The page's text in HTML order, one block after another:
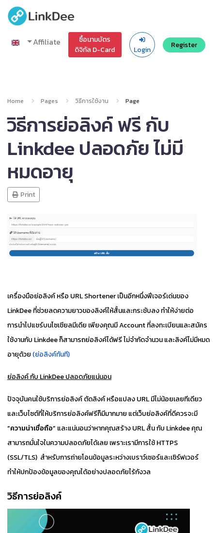
Affiliate
ซื้อนามบัตร
ดิจิทัล D-Card
Login Register
Home Pages วิธีการใช้งาน Page
วิธีการย่อลิงค์ ฟรี กับ
Linkdee ปลอดภัย ไม่มี
หมดอายุ
Print
เครื่องมือย่อลิงค์ หรือ URL Shortener เป็นอีกหนึ่งฟีเจอร์เด่นของ
LinkDee ที่ช่วยลดความยาวของลิงค์ให้สั้นและกระชับลง ทำให้ง่ายต่อ
การนำไปแชร์บนโซเชียลมีเดีย เพียงคุณมีAccount ที่ลงทะเบียนและสมัคร
ใช้งานกับ Linkdeeก็สามารถย่อลิงค์ได้ฟรี ไม่จำกัดจำนวน และลิงค์ไม่มีหมด
อายุด้วย (ย่อลิงค์ทันที)
ย่อลิงค์ กับ LinkDee ปลอดภัยแน่นอน
ปัจจุบันคนใช้บริการย่อลิงค์ ตัดลิงค์ หรือแปลง URL มีไม่น้อยเลยทีเดียว
และเว็บไซต์ที่ให้บริการย่อลิงค์ฟรีก็มีมากมาย แต่เว็บย่อลิงค์ที่ดีควรจะมี
“ความน่าเชื่อถือ” และแน่นอนว่าหากคุณสร้าง URL สั้น กับ Linkdee คุณ
สามารถมั่นใจในความปลอดภัยได้เลย เพราะเรามีการใช้ HTTPS
(SSL/TLS) สำหรับการถ่ายโอนข้อมูลระหว่างเบราว์เซอร์และเซิร์ฟเวอร์
ทำให้ปกป้องข้อมูลของคุณได้อย่างปลอดภัยไร้กังวล
วิธีการย่อลิงค์